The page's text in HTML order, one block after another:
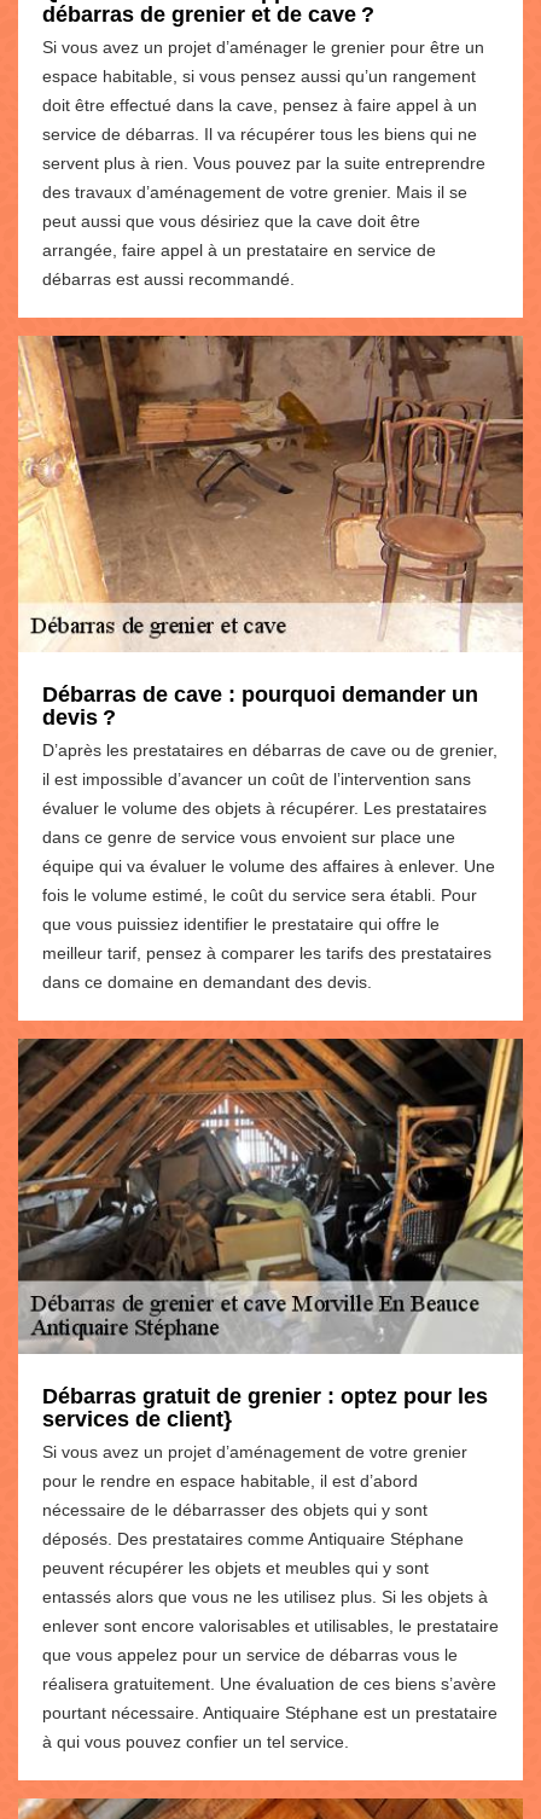
débarras de grenier et de cave ?
Si vous avez un projet d’aménager le grenier pour être un
espace habitable, si vous pensez aussi qu’un rangement
doit être effectué dans la cave, pensez à faire appel à un
service de débarras. Il va récupérer tous les biens qui ne
servent plus à rien. Vous pouvez par la suite entreprendre
des travaux d’aménagement de votre grenier. Mais il se
peut aussi que vous désiriez que la cave doit être
arrangée, faire appel à un prestataire en service de
débarras est aussi recommandé.
Débarras de cave : pourquoi demander un
devis ?
D’après les prestataires en débarras de cave ou de grenier,
il est impossible d’avancer un coût de l’intervention sans
évaluer le volume des objets à récupérer. Les prestataires
dans ce genre de service vous envoient sur place une
équipe qui va évaluer le volume des affaires à enlever. Une
fois le volume estimé, le coût du service sera établi. Pour
que vous puissiez identifier le prestataire qui offre le
meilleur tarif, pensez à comparer les tarifs des prestataires
dans ce domaine en demandant des devis.
Débarras gratuit de grenier : optez pour les
services de client}
Si vous avez un projet d’aménagement de votre grenier
pour le rendre en espace habitable, il est d’abord
nécessaire de le débarrasser des objets qui y sont
déposés. Des prestataires comme Antiquaire Stéphane
peuvent récupérer les objets et meubles qui y sont
entassés alors que vous ne les utilisez plus. Si les objets à
enlever sont encore valorisables et utilisables, le prestataire
que vous appelez pour un service de débarras vous le
réalisera gratuitement. Une évaluation de ces biens s’avère
pourtant nécessaire. Antiquaire Stéphane est un prestataire
à qui vous pouvez confier un tel service.